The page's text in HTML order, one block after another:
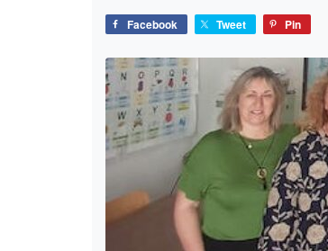
Facebook Tweet Pin